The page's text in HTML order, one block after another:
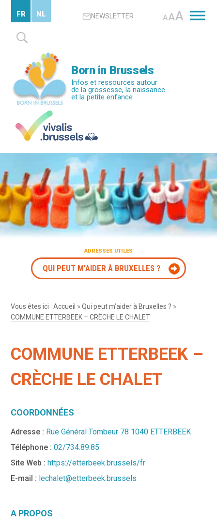
contenu
principal
NEWSLETTER AAA
Rechercher :
FR NL
Born in Brussels
Infos et ressources autour
de la grossesse, la naissance
et la petite enfance
ADRESSES UTILES
QUI PEUT M'AIDER À BRUXELLES ?
Vous êtes ici :Accueil »Qui peut m’aider à Bruxelles ? »
COMMUNE ETTERBEEK – CRÈCHE LE CHALET
COMMUNE ETTERBEEK –
CRÈCHE LE CHALET
COORDONNÉES
Adresse : Rue Général Tombeur 78 1040 ETTERBEEK
Téléphone :02/734.89.85
Site Web : https://etterbeek.brussels/fr
E-mail : lechalet@etterbeek.brussels
A PROPOS